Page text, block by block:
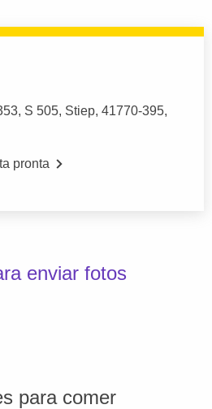
S 505, Stiep, 41770-395,
pronta
enviar fotos
para comer